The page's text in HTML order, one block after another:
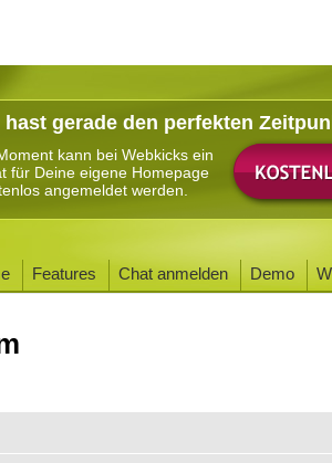
hast gerade den perfekten
kann bei Webkicks ein
für Deine eigene Homepage
angemeldet werden.
Features Chat anmelden Demo